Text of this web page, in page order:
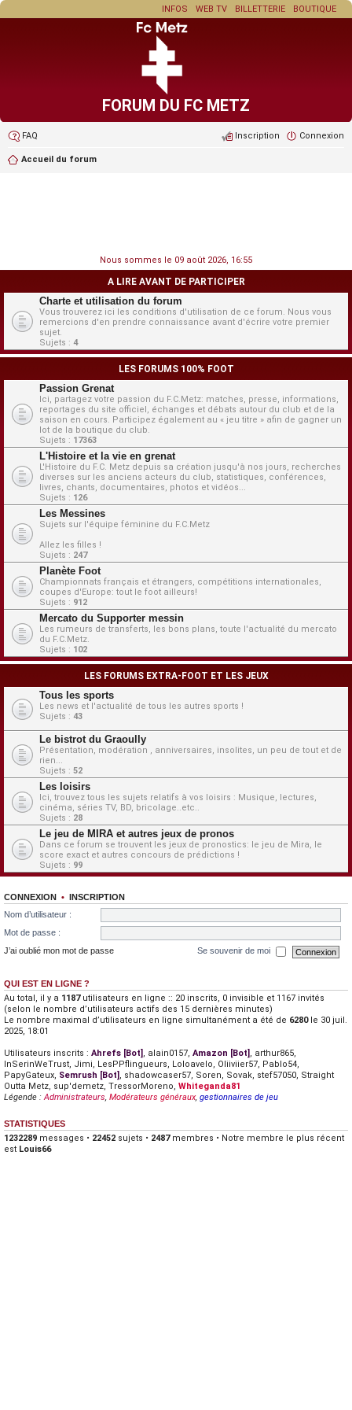
BOUTIQUE
BILLETTERIE
WEB TV
INFOS
FORUM DU FC METZ
FAQ Connexion
Inscription
Accueil du forum
Nous sommes le 09 août 2026, 16:55
A LIRE AVANT DE PARTICIPER
Charte et utilisation du forum
Vous trouverez ici les conditions d'utilisation de ce forum. Nous vous
remercions d'en prendre connaissance avant d'écrire votre premier
sujet.
Sujets : 4
LES FORUMS 100% FOOT
Passion Grenat
Ici, partagez votre passion du F.C.Metz: matches, presse, informations,
reportages du site officiel, échanges et débats autour du club et de la
saison en cours. Participez également au « jeu titre » afin de gagner un
lot de la boutique du club.
Sujets : 17363
L'Histoire et la vie en grenat
L'Histoire du F.C. Metz depuis sa création jusqu'à nos jours, recherches
diverses sur les anciens acteurs du club, statistiques, conférences,
livres, chants, documentaires, photos et vidéos...
Sujets : 126
Les Messines
Sujets sur l'équipe féminine du F.C.Metz
Allez les filles !
Sujets : 247
Planète Foot
Championnats français et étrangers, compétitions internationales,
coupes d'Europe: tout le foot ailleurs!
Sujets : 912
Mercato du Supporter messin
Les rumeurs de transferts, les bons plans, toute l'actualité du mercato
du F.C.Metz.
Sujets : 102
LES FORUMS EXTRA-FOOT ET LES JEUX
Tous les sports
Les news et l'actualité de tous les autres sports !
Sujets : 43
Le bistrot du Graoully
Présentation, modération , anniversaires, insolites, un peu de tout et de
rien...
Sujets : 52
Les loisirs
Ici, trouvez tous les sujets relatifs à vos loisirs : Musique, lectures,
cinéma, séries TV, BD, bricolage..etc..
Sujets : 28
Le jeu de MIRA et autres jeux de pronos
Dans ce forum se trouvent les jeux de pronostics: le jeu de Mira, le
score exact et autres concours de prédictions !
Sujets : 99
CONNEXION • INSCRIPTION
Nom d’utilisateur :
Mot de passe :
J’ai oublié mon mot de passe
Se souvenir de moi
QUI EST EN LIGNE ?
Au total, il y a 1187utilisateurs en ligne :: 20 inscrits, 0 invisible et 1167 invités
(selon le nombre d’utilisateurs actifs des 15 dernières minutes)
Le nombre maximal d’utilisateurs en ligne simultanément a été de 6280le 30 juil.
2025, 18:01
Utilisateurs inscrits : Ahrefs [Bot] , alain0157, Amazon [Bot] , arthur865,
InSerinWeTrust, Jimi, LesPPflingueurs, Loloavelo, Oliiviier57, Pablo54,
PapyGateux, Semrush [Bot] , shadowcaser57, Soren, Sovak, stef57050, Straight
Outta Metz, sup'demetz, TressorMoreno, Whiteganda81
Légende :Administrateurs, Modérateurs généraux, gestionnaires de jeu
STATISTIQUES
1232289 messages • 22452 sujets • 2487membres • Notre membre le plus récent
est Louis66